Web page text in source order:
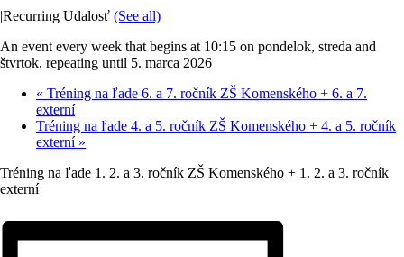
|Recurring Udalosť (See all)
An event every week that begins at 10:15 on pondelok, streda and
štvrtok, repeating until 5. marca 2026
« Tréning na ľade 6. a 7. ročník ZŠ Komenského + 6. a 7.
externí
Tréning na ľade 4. a 5. ročník ZŠ Komenského + 4. a 5. ročník
externí »
Tréning na ľade 1. 2. a 3. ročník ZŠ Komenského + 1. 2. a 3. ročník
externí